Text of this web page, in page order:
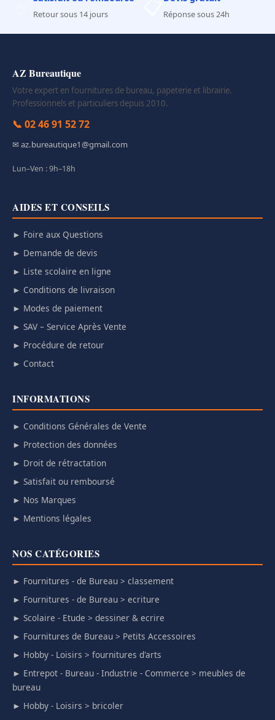
Retour sous 14 jours Réponse sous 24h
AZ Bureautique
Votre expert en fournitures de bureau, papeterie et librairie.
Professionnels et particuliers depuis 2010.
📞 02 46 91 52 72
✉ az.bureautique1@gmail.com
Lun–Ven : 9h–18h
AIDES ET CONSEILS
► Foire aux Questions
► Demande de devis
► Liste scolaire en ligne
► Conditions de livraison
► Modes de paiement
► SAV – Service Après Vente
► Procédure de retour
► Contact
INFORMATIONS
► Conditions Générales de Vente
► Protection des données
► Droit de rétractation
► Satisfait ou remboursé
► Nos Marques
► Mentions légales
NOS CATÉGORIES
► Fournitures - de Bureau > classement
► Fournitures - de Bureau > ecriture
► Scolaire - Etude > dessiner & ecrire
► Fournitures de Bureau > Petits Accessoires
► Hobby - Loisirs > fournitures d'arts
► Entrepot - Bureau - Industrie - Commerce > meubles de
bureau
► Hobby - Loisirs > bricoler